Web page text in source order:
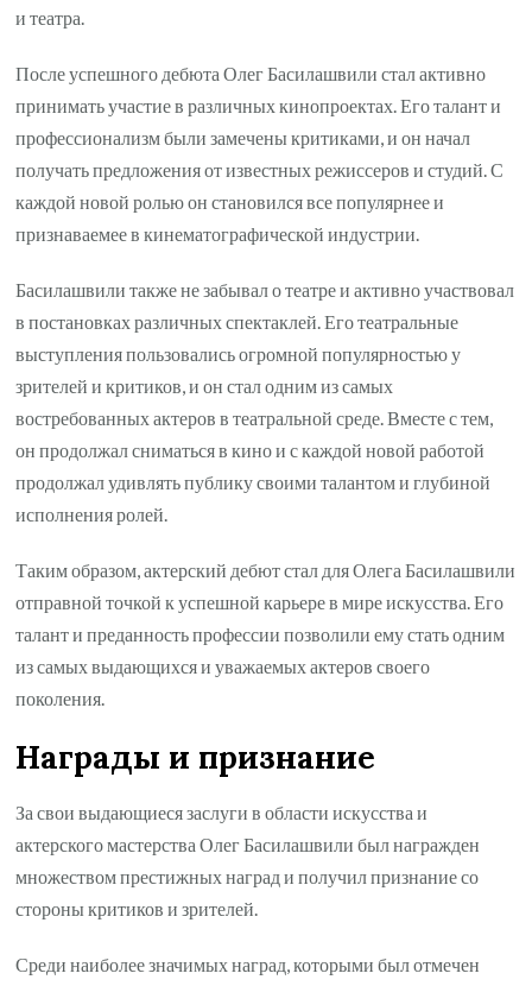
и театра.
После успешного дебюта Олег Басилашвили стал активно
принимать участие в различных кинопроектах. Его талант и
профессионализм были замечены критиками, и он начал
получать предложения от известных режиссеров и студий. С
каждой новой ролью он становился все популярнее и
признаваемее в кинематографической индустрии.
Басилашвили также не забывал о театре и активно участвовал
в постановках различных спектаклей. Его театральные
выступления пользовались огромной популярностью у
зрителей и критиков, и он стал одним из самых
востребованных актеров в театральной среде. Вместе с тем,
он продолжал сниматься в кино и с каждой новой работой
продолжал удивлять публику своими талантом и глубиной
исполнения ролей.
Таким образом, актерский дебют стал для Олега Басилашвили
отправной точкой к успешной карьере в мире искусства. Его
талант и преданность профессии позволили ему стать одним
из самых выдающихся и уважаемых актеров своего
поколения.
Награды и признание
За свои выдающиеся заслуги в области искусства и
актерского мастерства Олег Басилашвили был награжден
множеством престижных наград и получил признание со
стороны критиков и зрителей.
Среди наиболее значимых наград, которыми был отмечен